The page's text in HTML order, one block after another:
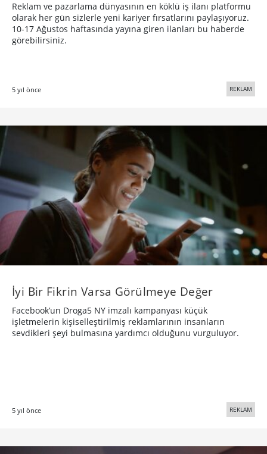
Reklam ve pazarlama dünyasının en köklü iş ilanı platformu
olarak her gün sizlerle yeni kariyer fırsatlarını paylaşıyoruz.
10-17 Ağustos haftasında yayına giren ilanları bu haberde
görebilirsiniz.
5 yıl önce REKLAM
İyi Bir Fikrin Varsa Görülmeye Değer
Facebook’un Droga5 NY imzalı kampanyası küçük
işletmelerin kişiselleştirilmiş reklamlarının insanların
sevdikleri şeyi bulmasına yardımcı olduğunu vurguluyor.
5 yıl önce REKLAM